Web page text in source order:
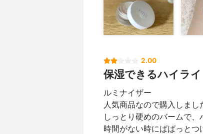
2.00
保湿できるハイライ
ルミナイザー
人気商品なので購入しまし
しっとり硬めのバームで、
時間がない時にぱぱっと